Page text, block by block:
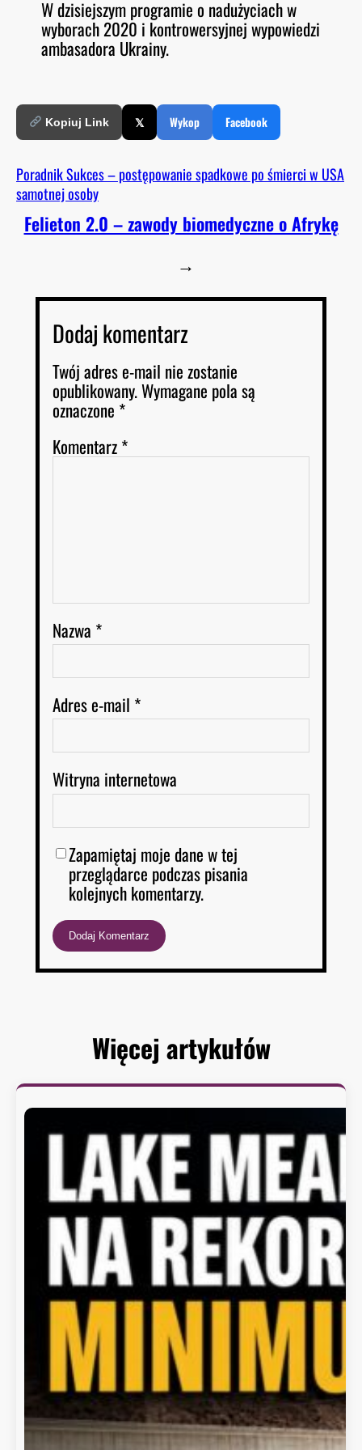
O
D
E
RSS FEED
LINK
EMBED
W dzisiejszym programie o nadużyciach w
wyborach 2020 i kontrowersyjnej wypowiedzi
ambasadora Ukrainy.
Kopiuj Link 𝕏 Wykop Facebook
Poradnik Sukces – postępowanie spadkowe po śmierci w USA
samotnej osoby
Felieton 2.0 – zawody biomedyczne o Afrykę
→
Dodaj komentarz
Twój adres e-mail nie zostanie
opublikowany.Wymagane pola są
oznaczone *
Komentarz*
Nazwa *
Adres e-mail *
Witryna internetowa
Zapamiętaj moje dane w tej
przeglądarce podczas pisania
kolejnych komentarzy.
Więcej artykułów